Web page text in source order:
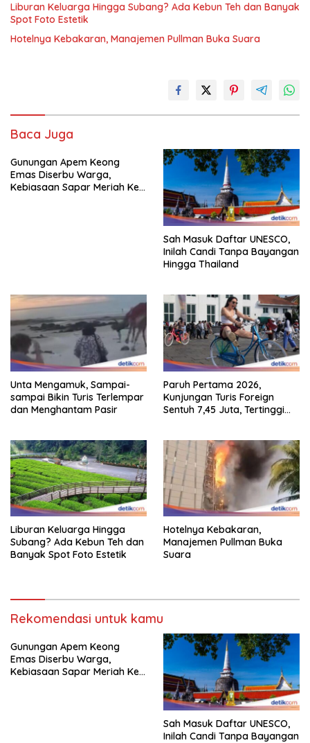
Liburan Keluarga Hingga Subang? Ada Kebun Teh dan Banyak
Spot Foto Estetik
Hotelnya Kebakaran, Manajemen Pullman Buka Suara
Baca Juga
Gunungan Apem Keong
Emas Diserbu Warga,
Kebiasaan Sapar Meriah Ke
Sah Masuk Daftar UNESCO,
Inilah Candi Tanpa Bayangan
Hingga Thailand
Unta Mengamuk, Sampai-
sampai Bikin Turis Terlempar
dan Menghantam Pasir
Paruh Pertama 2026,
Kunjungan Turis Foreign
Sentuh 7,45 Juta, Tertinggi
Liburan Keluarga Hingga
Subang? Ada Kebun Teh dan
Banyak Spot Foto Estetik
Hotelnya Kebakaran,
Manajemen Pullman Buka
Suara
Rekomendasi untuk kamu
Gunungan Apem Keong
Emas Diserbu Warga,
Kebiasaan Sapar Meriah Ke
Sah Masuk Daftar UNESCO,
Inilah Candi Tanpa Bayangan